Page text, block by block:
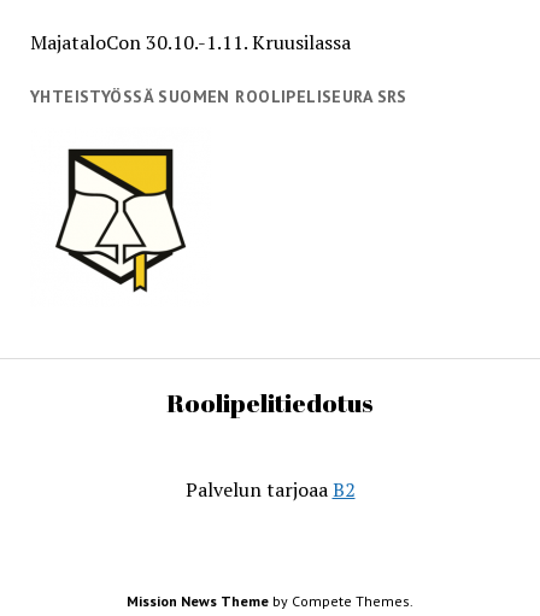
MajataloCon 30.10.-1.11. Kruusilassa
YHTEISTYÖSSÄ SUOMEN ROOLIPELISEURA SRS
Roolipelitiedotus
Palvelun tarjoaaB2
Mission News Theme by Compete Themes.